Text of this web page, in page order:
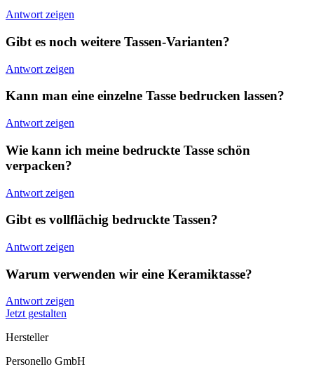
Antwort zeigen
Gibt es noch weitere Tassen-Varianten?
Antwort zeigen
Kann man eine einzelne Tasse bedrucken lassen?
Antwort zeigen
Wie kann ich meine bedruckte Tasse schön
verpacken?
Antwort zeigen
Gibt es vollflächig bedruckte Tassen?
Antwort zeigen
Warum verwenden wir eine Keramiktasse?
Antwort zeigen
Jetzt gestalten
Hersteller
Personello GmbH